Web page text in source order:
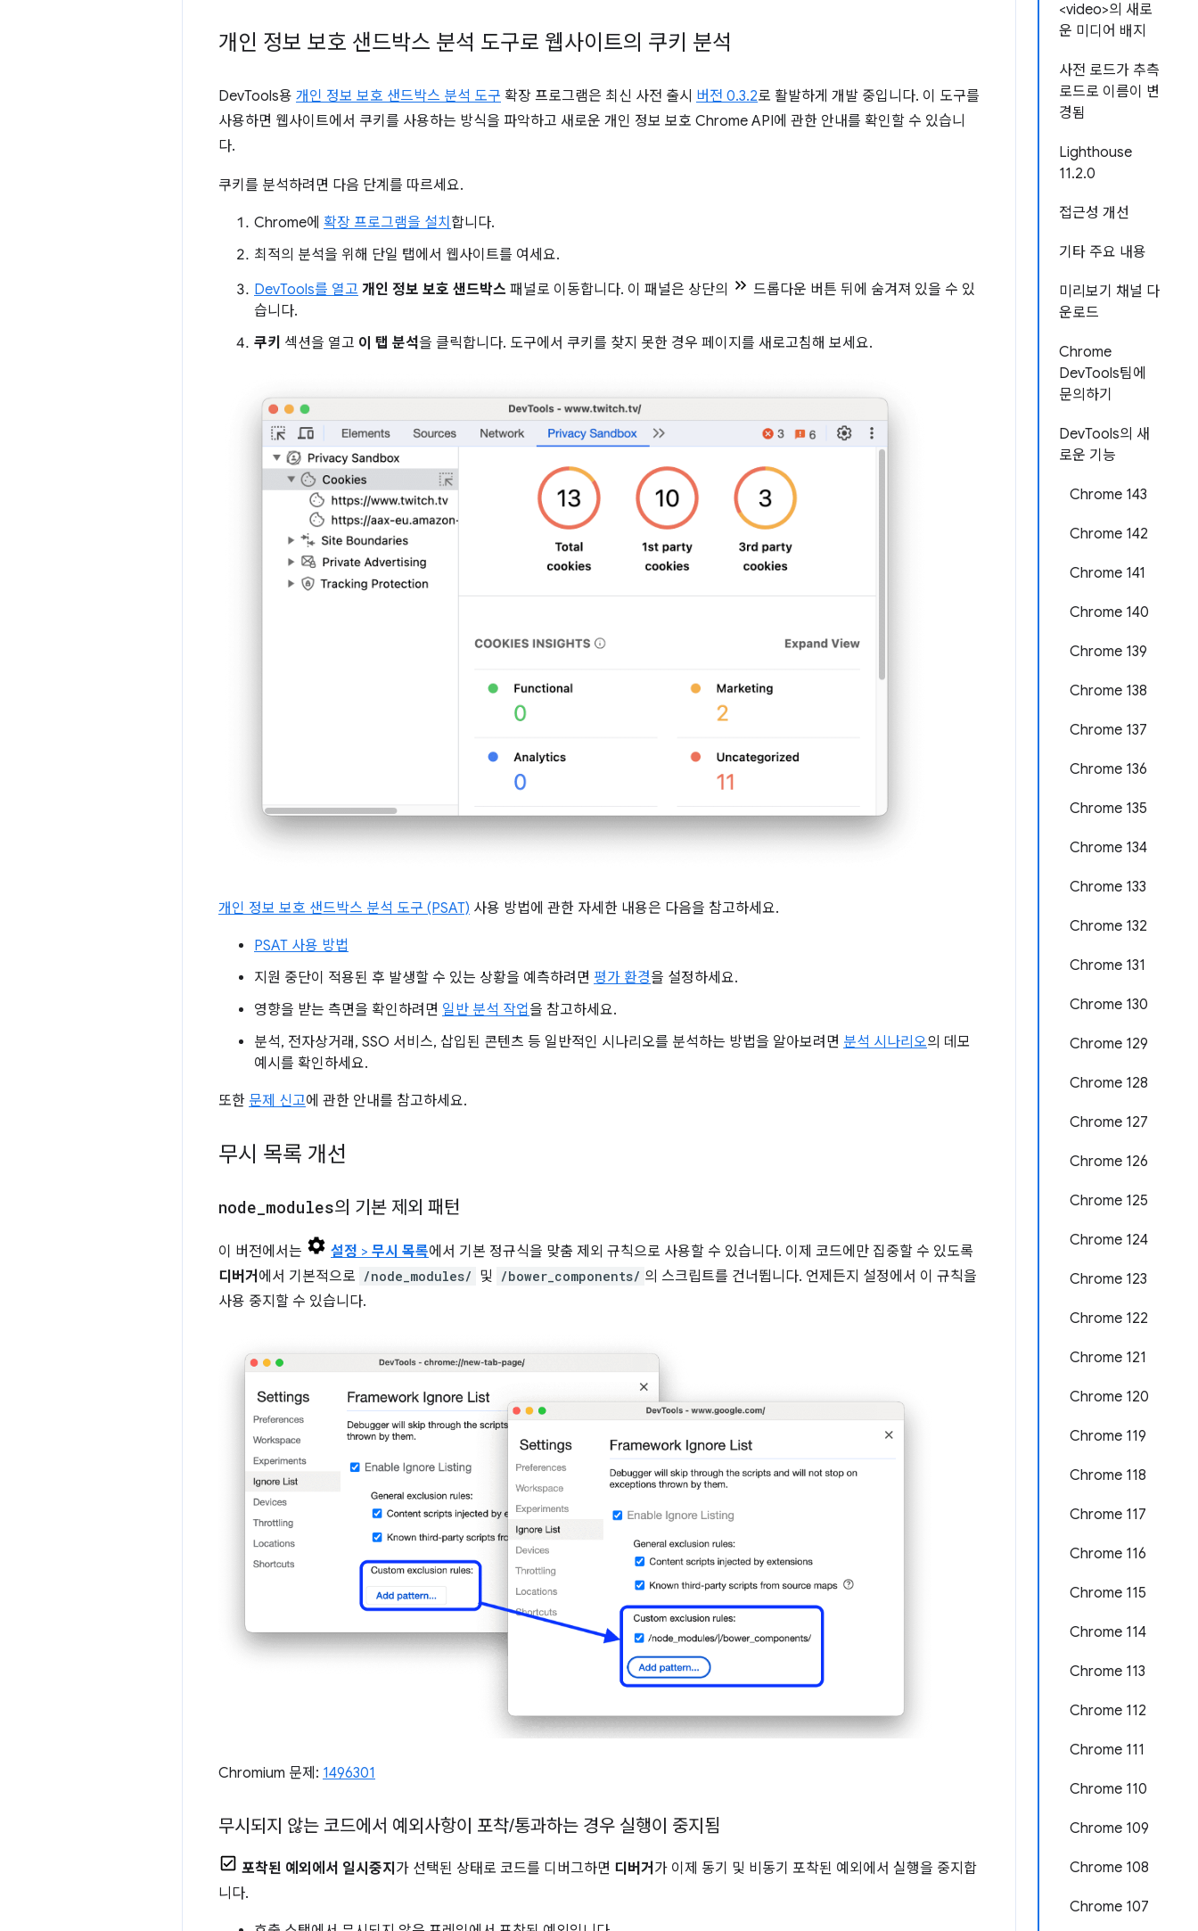
<video>의 새로
운 미디어 배지
사전 로드가 추측
로드로 이름이 변
경됨
Lighthouse
11.2.0
접근성 개선
기타 주요 내용
미리보기 채널 다
운로드
Chrome
DevTools팀에
문의하기
DevTools의 새
로운 기능
Chrome 143
Chrome 142
Chrome 141
Chrome 140
Chrome 139
Chrome 138
Chrome 137
Chrome 136
Chrome 135
Chrome 134
Chrome 133
Chrome 132
Chrome 131
Chrome 130
Chrome 129
Chrome 128
Chrome 127
Chrome 126
Chrome 125
Chrome 124
Chrome 123
Chrome 122
Chrome 121
Chrome 120
Chrome 119
Chrome 118
Chrome 117
Chrome 116
Chrome 115
Chrome 114
Chrome 113
Chrome 112
Chrome 111
Chrome 110
Chrome 109
Chrome 108
Chrome 107
개인 정보 보호 샌드박스 분석 도구로 웹사이트의 쿠키 분석
DevTools용 개인 정보 보호 샌드박스 분석 도구 확장 프로그램은 최신 사전 출시 버전 0.3.2로 활발하게 개발 중입니다. 이 도구를
사용하면 웹사이트에서 쿠키를 사용하는 방식을 파악하고 새로운 개인 정보 보호 Chrome API에 관한 안내를 확인할 수 있습니
다.
쿠키를 분석하려면 다음 단계를 따르세요.
Chrome에 확장 프로그램을 설치 합니다.
최적의 분석을 위해 단일 탭에서 웹사이트를 여세요.
DevTools를 열고 개인 정보 보호 샌드박스 패널로 이동합니다. 이 패널은 상단의
드롭다운 버튼 뒤에 숨겨져 있을 수 있
습니다.
쿠키 섹션을 열고 이 탭 분석을 클릭합니다. 도구에서 쿠키를 찾지 못한 경우 페이지를 새로고침해 보세요.
개인 정보 보호 샌드박스 분석 도구 (PSAT) 사용 방법에 관한 자세한 내용은 다음을 참고하세요.
PSAT 사용 방법
지원 중단이 적용된 후 발생할 수 있는 상황을 예측하려면 평가 환경을 설정하세요.
영향을 받는 측면을 확인하려면 일반 분석 작업을 참고하세요.
분석, 전자상거래, SSO 서비스, 삽입된 콘텐츠 등 일반적인 시나리오를 분석하는 방법을 알아보려면 분석 시나리오의 데모
예시를 확인하세요.
또한 문제 신고에 관한 안내를 참고하세요.
무시 목록 개선
node modules의 기본 제외 패턴
이 버전에서는 설정 > 무시 목록에서 기본 정규식을 맞춤 제외 규칙으로 사용할 수 있습니다. 이제 코드에만 집중할 수 있도록
디버거 에서 기본적으로 /node_modules/ 및 /bower_components/ 의 스크립트를 건너뜁니다. 언제든지 설정에서 이 규칙을
사용 중지할 수 있습니다.
Chromium 문제: 1496301
무시되지 않는 코드에서 예외사항이 포착/통과하는 경우 실행이 중지됨
포착된 예외에서 일시중지 가 선택된 상태로 코드를 디버그하면 디버거 가 이제 동기 및 비동기 포착된 예외에서 실행을 중지합
니다.